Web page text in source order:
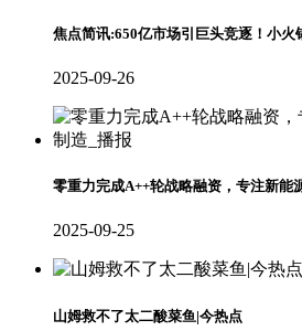
焦点简讯:650亿市场引巨头竞逐！小火
2025-09-26
零重力完成A++轮战略融资，专注新能
2025-09-25
山姆救不了太二酸菜鱼|今热点